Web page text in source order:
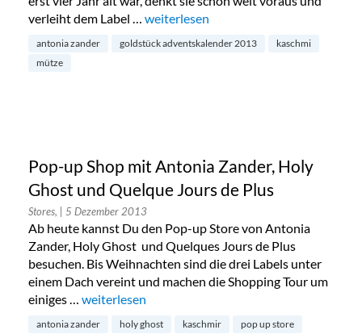
verleiht dem Label … „Kaschmir-Mütze von Antonia
weiterlesen
antonia zander goldstück adventskalender 2013
kaschmi
mütze
Pop-up Shop mit Antonia Zander, Holy
Ghost und Quelque Jours de Plus
Stores, | 5 Dezember 2013
Ab heute kannst Du den Pop-up Store von Antonia
Zander, Holy Ghost und Quelques Jours de Plus
besuchen. Bis Weihnachten sind die drei Labels unter
einem Dach vereint und machen die Shopping Tour um
einiges … „Pop-up Shop mit Antonia Zander, Holy Ghost
weiterlesen
antonia zander holy ghost kaschmir
pop up store